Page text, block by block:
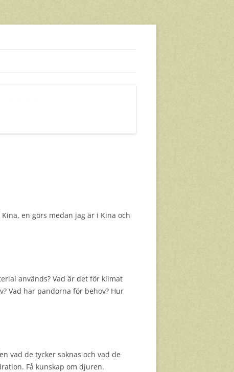
en görs medan jag är i Kina och
används? Vad är det för klimat
Vad har pandorna för behov? Hur
vad de tycker saknas och vad de
Få kunskap om djuren.